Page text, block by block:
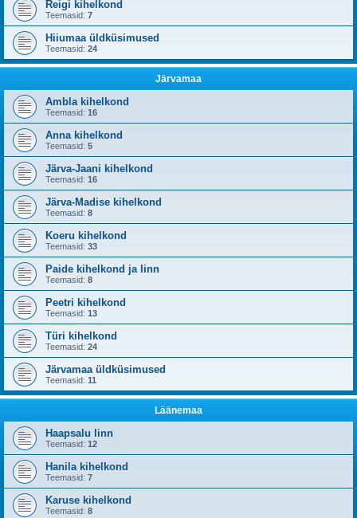
Reigi kihelkond
Teemasid: 7
Hiiumaa üldküsimused
Teemasid: 24
Järvamaa
Ambla kihelkond
Teemasid: 16
Anna kihelkond
Teemasid: 5
Järva-Jaani kihelkond
Teemasid: 16
Järva-Madise kihelkond
Teemasid: 8
Koeru kihelkond
Teemasid: 33
Paide kihelkond ja linn
Teemasid: 8
Peetri kihelkond
Teemasid: 13
Türi kihelkond
Teemasid: 24
Järvamaa üldküsimused
Teemasid: 11
Läänemaa
Haapsalu linn
Teemasid: 12
Hanila kihelkond
Teemasid: 7
Karuse kihelkond
Teemasid: 8